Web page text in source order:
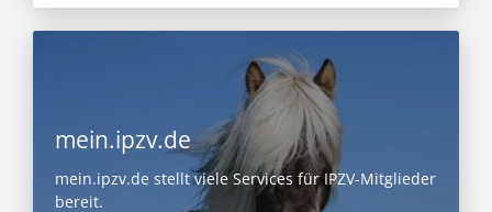
mein.ipzv.de
mein.ipzv.de stellt viele Services für IPZV-Mitglieder
bereit.